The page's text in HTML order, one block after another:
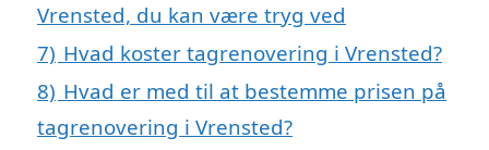
Vrensted, du kan være tryg ved
7) Hvad koster tagrenovering i Vrensted?
8) Hvad er med til at bestemme prisen på
tagrenovering i Vrensted?